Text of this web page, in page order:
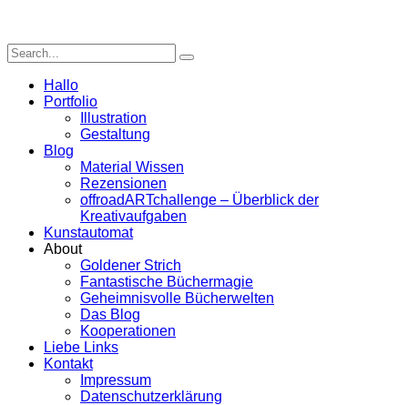
Hallo
Portfolio
Illustration
Gestaltung
Blog
Material Wissen
Rezensionen
offroadARTchallenge – Überblick der
Kreativaufgaben
Kunstautomat
About
Goldener Strich
Fantastische Büchermagie
Geheimnisvolle Bücherwelten
Das Blog
Kooperationen
Liebe Links
Kontakt
Impressum
Datenschutzerklärung